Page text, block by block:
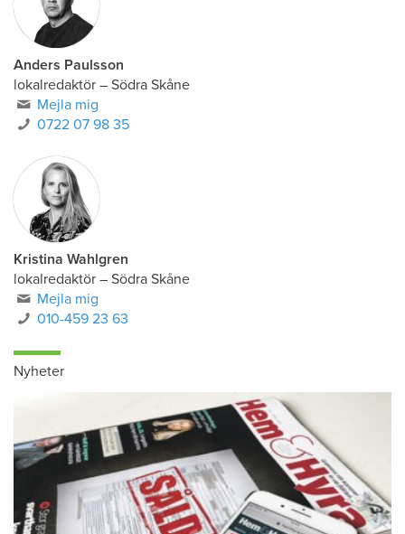
Anders Paulsson
lokalredaktör–
Mejla mig
Kristina Wahlgren
lokalredaktör–
Mejla mig